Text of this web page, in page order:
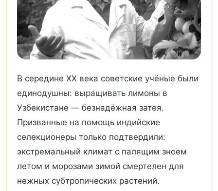
В середине XX века советские учёные были
единодушны: выращивать лимоны в
Узбекистане — безнадёжная затея.
Призванные на помощь индийские
селекционеры только подтвердили:
экстремальный климат с палящим зноем
летом и морозами зимой смертелен для
нежных субтропических растений.